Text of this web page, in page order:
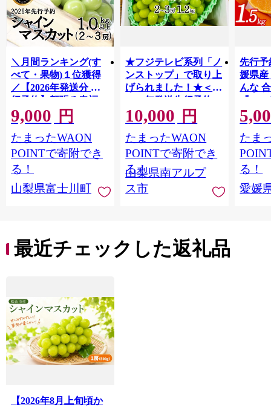
＼月間ランキング(す
べて・果物)１位獲得
／【2026年発送分 先
行予約】頬張る幸福
感 〜緑の宝石・ シ
ャインマスカット 〜
１ｋｇ以上（２〜３
房） フルーツ 山梨県
産 果物 くだもの シャ
イン マスカット ぶど
う ブドウ 葡萄 大粒 種
9,000 円
たまったWAON
POINTで寄附でき
る！
山梨県富士川町
★フジテレビ系列「ノ
ンストップ」で取り上
げられました！★＜
2026年発送先行予約＞
南アルプス市産シャイ
ンマスカット1.2kg以
上（2～3房） クール
便発送 ALPAG007
10,000 円
たまったWAON
POINTで寄附でき
る！
山梨県南アルプ
ス市
先行予
媛県産
んな
『
出荷
ご自宅
マド
あり
ツ 高
産地直
レンジ
たま
る！
愛媛
最近チェックした返礼品
【2026年8月上旬頃か